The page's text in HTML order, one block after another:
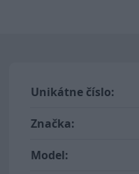
Unikátne číslo:
Značka:
Model: